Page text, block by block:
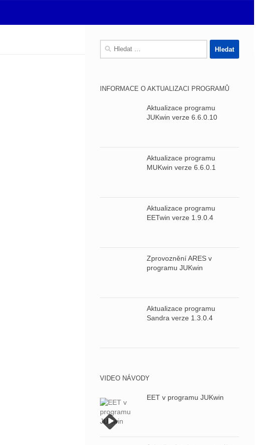
Vyhledávání
INFORMACE O AKTUALIZACI PROGRAMŮ
Aktualizace programu
JUKwin verze 6.6.0.10
Aktualizace programu
MUKwin verze 6.6.0.1
Aktualizace programu
EETwin verze 1.9.0.4
Zprovoznění ARES v
programu JUKwin
Aktualizace programu
Sandra verze 1.3.0.4
VIDEO NÁVODY
EET v programu JUKwin